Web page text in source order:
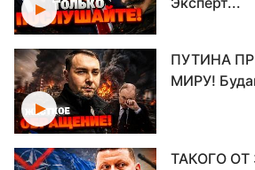
ПУТИНА
МИРУ!
ТАКОГО